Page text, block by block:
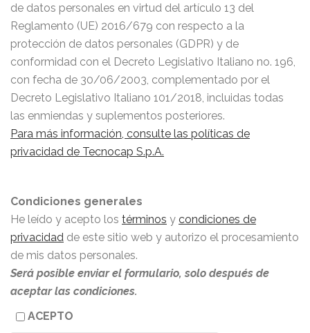
de datos personales en virtud del artículo 13 del
Reglamento (UE) 2016/679 con respecto a la
protección de datos personales (GDPR) y de
conformidad con el Decreto Legislativo Italiano no. 196,
con fecha de 30/06/2003, complementado por el
Decreto Legislativo Italiano 101/2018, incluidas todas
las enmiendas y suplementos posteriores.
Para más información, consulte las políticas de
privacidad de Tecnocap S.p.A.
Condiciones generales
He leído y acepto los términos y condiciones de
privacidad de este sitio web y autorizo el procesamiento
de mis datos personales.
Será posible enviar el formulario, solo después de
aceptar las condiciones.
ACEPTO